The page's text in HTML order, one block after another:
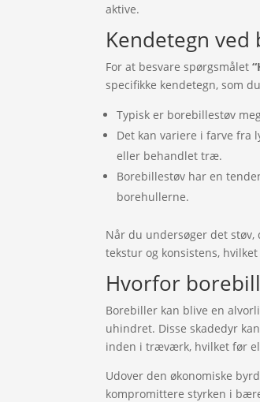
aktive.
Kendetegn
For at besvare spørgsmålet
specifikke kendetegn, som
Typisk er borebillestøv
Det kan variere i farve
eller behandlet træ.
Borebillestøv har en
borehullerne.
Når du undersøger det
tekstur og konsistens,
Hvorfor
Borebiller kan blive en
uhindret. Disse skadedyr
inden i træværk, hvilket før
Udover den økonomiske
kompromittere styrken i